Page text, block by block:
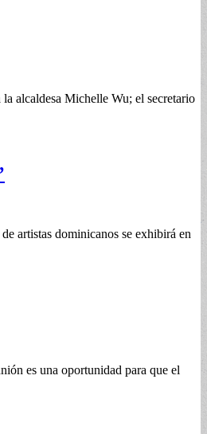
alcaldesa Michelle Wu; el secretario
artistas dominicanos se exhibirá en
es una oportunidad para que el